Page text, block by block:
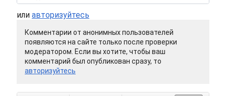
или авторизуйтесь
Комментарии от анонимных пользователей
появляются на сайте только после проверки
модератором. Если вы хотите, чтобы ваш
комментарий был опубликован сразу, то
авторизуйтесь